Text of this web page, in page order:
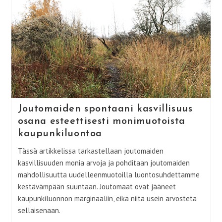
Joutomaiden spontaani kasvillisuus
osana esteettisesti monimuotoista
kaupunkiluontoa
Tässä artikkelissa tarkastellaan joutomaiden
kasvillisuuden monia arvoja ja pohditaan joutomaiden
mahdollisuutta uudelleenmuotoilla luontosuhdettamme
kestävämpään suuntaan. Joutomaat ovat jääneet
kaupunkiluonnon marginaaliin, eikä niitä usein arvosteta
sellaisenaan.